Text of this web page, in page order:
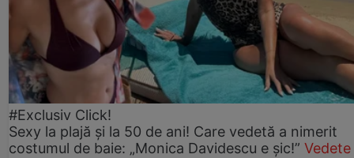
#Exclusiv Click!
Sexy la plajă și la 50 de ani! Care vedetă a nimerit
costumul de baie: „Monica Davidescu e șic!” Vedete